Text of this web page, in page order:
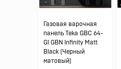
Газовая варочная
панель Teka GBC 64-
G1 GBN Infinity Matt
Black (Черный
матовый)